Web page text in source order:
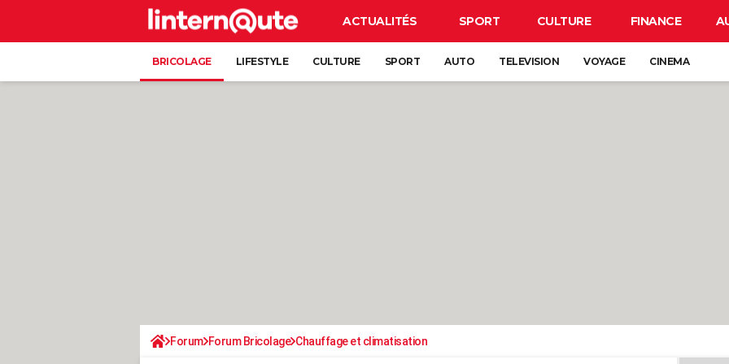
ACTUALITÉS SPORT CULTURE FINANCE
BRICOLAGE LIFESTYLE CULTURE SPORT AUTO TELEVISION VOYAGE CINEMA
Forum Forum Bricolage Chauffage et climatisation